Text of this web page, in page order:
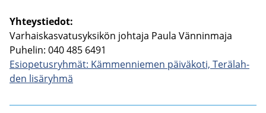
Yh­teys­tie­dot:
Var­hais­kas­va­tusyk­si­kön joh­ta­ja Paula Vän­nin­ma­ja
Pu­he­lin: 040 485 6491
Esio­pe­tus­ryh­mät: Käm­men­nie­men päi­vä­ko­ti, Te­rä­lah­
den li­sä­ryh­mä